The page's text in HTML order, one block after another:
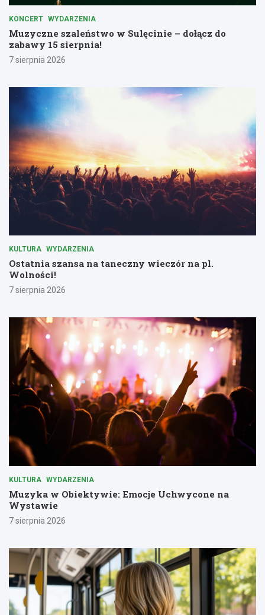
KONCERT WYDARZENIA
Muzyczne szaleństwo w Sulęcinie – dołącz do
zabawy 15 sierpnia!
7 sierpnia 2026
KULTURA WYDARZENIA
Ostatnia szansa na taneczny wieczór na pl.
Wolności!
7 sierpnia 2026
KULTURA WYDARZENIA
Muzyka w Obiektywie: Emocje Uchwycone na
Wystawie
7 sierpnia 2026